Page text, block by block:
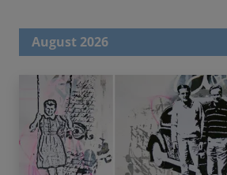
August 2026